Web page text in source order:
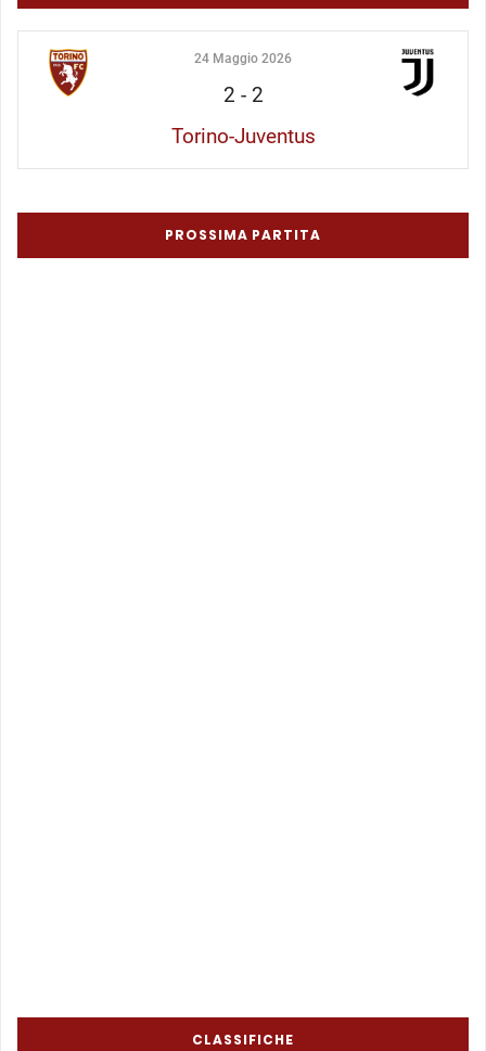
24 Maggio 2026
2 - 2
Torino-Juventus
PROSSIMA PARTITA
CLASSIFICHE